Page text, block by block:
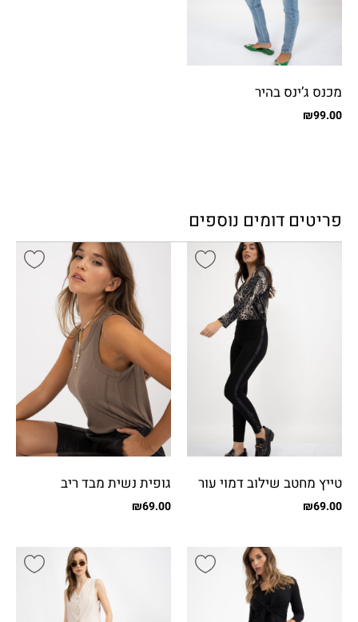
מכנס ג’ינס בהיר
₪99.00
פריטים דומים נוספים
טייץ מחטב שילוב דמוי עור
נחש ₪69.00
גופית נשית מבד ריב
₪69.00